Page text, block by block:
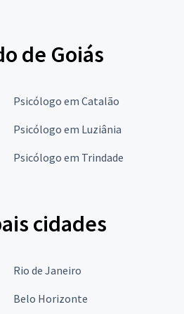
de Goiás
Psicólogo em Catalão
Psicólogo em Luziânia
Psicólogo em Trindade
cidades
Rio de Janeiro
Belo Horizonte